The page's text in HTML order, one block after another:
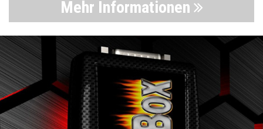
Mehr Informationen